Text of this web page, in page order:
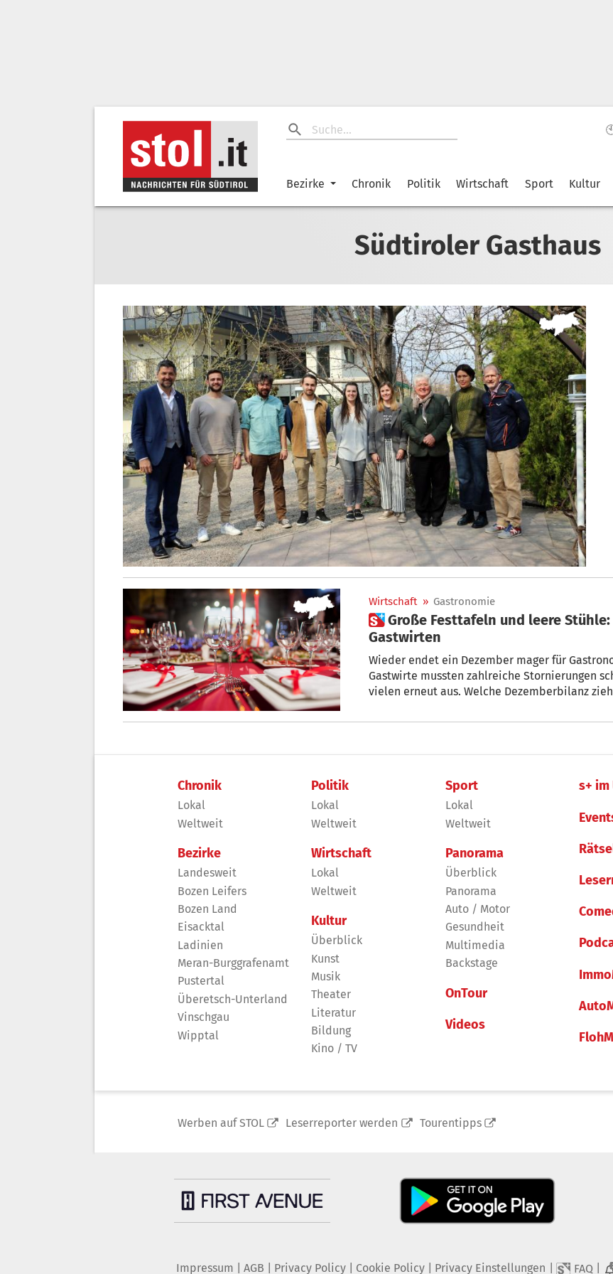
Bezirke Chronik Politik Wirtschaft Sport Kultur
Südtiroler Gasthaus
Wirtschaft » Gastronomie
 Große Festtafeln und leere Stühle: So geht es den Südtiroler
Gastwirten
Wieder endet ein Dezember mager für
Gastwirte mussten zahlreiche Stornierungen
vielen erneut aus. Welche Dezemberbilanz
Chronik
Lokal
Weltweit
Bezirke
Landesweit
Bozen Leifers
Bozen Land
Eisacktal
Ladinien
Meran-Burggrafenamt
Pustertal
Überetsch-Unterland
Vinschgau
Wipptal
Politik
Lokal
Weltweit
Wirtschaft
Lokal
Weltweit
Kultur
Überblick
Kunst
Musik
Theater
Literatur
Bildung
Kino / TV
Sport
Lokal
Weltweit
Panorama
Überblick
Panorama
Auto / Motor
Gesundheit
Multimedia
Backstage
OnTour
Videos
s+
Werben auf STOL Leserreporter werden Tourentipps
Impressum AGB Privacy Policy| Cookie Policy| Privacy Einstellungen FAQ